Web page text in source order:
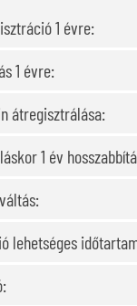
1 évre:
1 évre:
átregisztrálása:
1 év
lehetséges